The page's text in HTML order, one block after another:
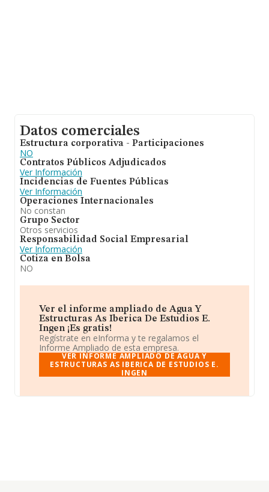
Datos comerciales
Estructura corporativa - Participaciones
NO
Contratos Públicos Adjudicados
Ver Información
Incidencias de Fuentes Públicas
Ver Información
Operaciones Internacionales
No constan
Grupo Sector
Otros servicios
Responsabilidad Social Empresarial
Ver Información
Cotiza en Bolsa
NO
Ver el informe ampliado de Agua Y
Estructuras As Iberica De Estudios E.
Ingen ¡Es gratis!
Regístrate en eInforma y te regalamos el
Informe Ampliado de esta empresa.
VER INFORME AMPLIADO DE AGUA Y
ESTRUCTURAS AS IBERICA DE ESTUDIOS E.
INGEN